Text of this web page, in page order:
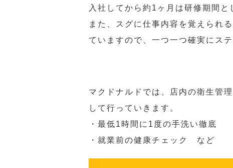
入社してから約1ヶ月は研修期間
また、スグに仕事内容を覚えられ
ていますので、一つ一つ確実にス
マクドナルドでは、店内の衛生管
して行っていきます。
・最低1時間に1度の手洗い徹底
・就業前の健康チェック など